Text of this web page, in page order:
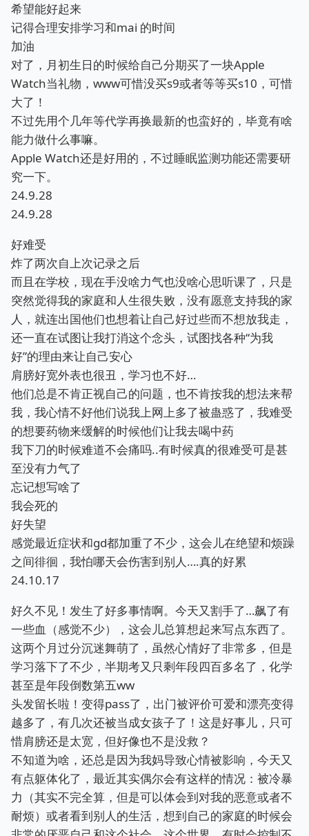
希望能好起来
记得合理安排学习和mai 的时间
加油
对了，月初生日的时候给自己分期买了一块Apple
Watch当礼物，www可惜没买s9或者等等买s10，可惜
大了！
不过先用个几年等代学再换最新的也蛮好的，毕竟有啥
能力做什么事嘛。
Apple Watch还是好用的，不过睡眠监测功能还需要研
究一下。
24.9.28
24.9.28
好难受
炸了两次自上次记录之后
而且在学校，现在手没啥力气也没啥心思听课了，只是
突然觉得我的家庭和人生很失败，没有愿意支持我的家
人，就连出国他们也想着让自己好过些而不想放我走，
还一直在试图让我打消这个念头，试图找各种“为我
好”的理由来让自己安心
肩膀好宽外表也很丑，学习也不好…
他们总是不肯正视自己的问题，也不肯按我的想法来帮
我，我心情不好他们说我上网上多了被蛊惑了，我难受
的想要药物来缓解的时候他们让我去喝中药
我下刀的时候难道不会痛吗..有时候真的很难受可是甚
至没有力气了
忘记想写啥了
我会死的
好失望
感觉最近症状和gd都加重了不少，这会儿在绝望和烦躁
之间徘徊，我怕哪天会伤害到别人….真的好累
24.10.17
好久不见！发生了好多事情啊。今天又割手了…飙了有
一些血（感觉不少），这会儿总算想起来写点东西了。
这两个月过分沉迷舞萌了，虽然心情好了非常多，但是
学习落下了不少，半期考又只剩年段四百多名了，化学
甚至是年段倒数第五ww
头发留长啦！变得pass了，出门被评价可爱和漂亮变得
越多了，有几次还被当成女孩子了！这是好事儿，只可
惜肩膀还是太宽，但好像也不是没救？
不知道为啥，还总是因为我妈导致心情被影响，今天又
有点躯体化了，最近其实偶尔会有这样的情况：被冷暴
力（其实不完全算，但是可以体会到对我的恶意或者不
耐烦）或者看到别人的生活，想到自己的家庭的时候会